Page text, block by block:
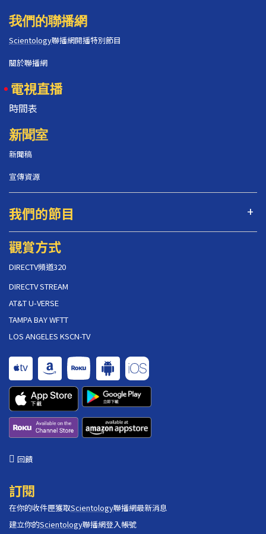
我們的聯播網
Scientology聯播網開播特別節目
關於聯播網
電視直播
時間表
新聞室
新聞稿
宣傳資源
我們的節目
觀賞方式
DIRECTV頻道320
DIRECTV STREAM
AT&T U-VERSE
TAMPA BAY WFTT
LOS ANGELES KSCN-TV
回饋
訂閱
在你的收件匣獲取Scientology聯播網最新消息
建立你的Scientology聯播網登入帳號